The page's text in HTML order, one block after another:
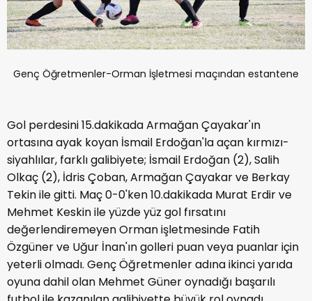
Genç Öğretmenler-Orman İşletmesi maçından estantene
Gol perdesini 15.dakikada Armağan Çayakar'ın
ortasına ayak koyan İsmail Erdoğan'la açan kırmızı-
siyahlılar, farklı galibiyete; İsmail Erdoğan (2), Salih
Olkaç (2), İdris Çoban, Armağan Çayakar ve Berkay
Tekin ile gitti. Maç 0-0'ken 10.dakikada Murat Erdir ve
Mehmet Keskin ile yüzde yüz gol fırsatını
değerlendiremeyen Orman işletmesinde Fatih
Özgüner ve Uğur İnan'ın golleri puan veya puanlar için
yeterli olmadı. Genç Öğretmenler adına ikinci yarıda
oyuna dahil olan Mehmet Güner oynadığı başarılı